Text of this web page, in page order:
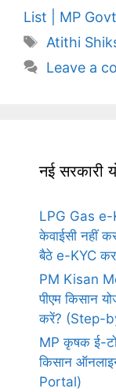
List | MP
Tags
Atithi
Leave a
नई सरकारी
LPG Gas
केवाईसी नहीं
बैठे e-KYC
PM Kisan
पीएम किसान
करें? (Step-
MP कृषक ई-
किसान
Portal)